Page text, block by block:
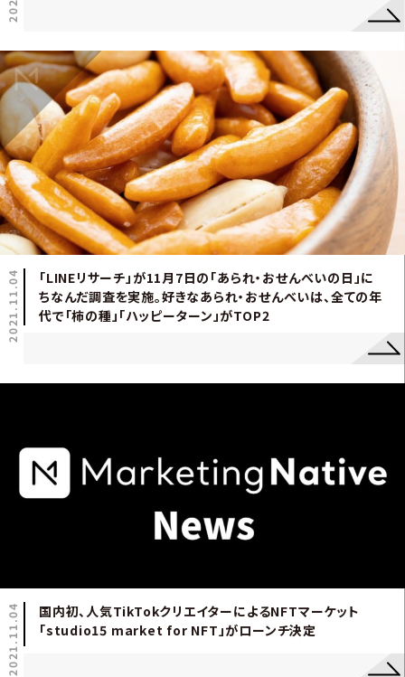
2021.11.04
「LINEリサーチ」が11月7日の「あられ・おせんべいの日」に
ちなんだ調査を実施。好きなあられ・おせんべいは、全ての年
代で「柿の種」「ハッピーターン」がTOP2
2021.11.04
国内初、人気TikTokクリエイターによるNFTマーケット
「studio15 market for NFT」がローンチ決定